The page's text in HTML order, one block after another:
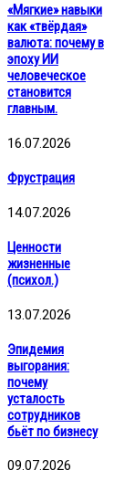
«Мягкие» навыки
как «твёрдая»
валюта: почему в
эпоху ИИ
человеческое
становится
главным.
16.07.2026
Фрустрация
14.07.2026
Ценности
жизненные
(психол.)
13.07.2026
Эпидемия
выгорания:
почему
усталость
сотрудников
бьёт по бизнесу
09.07.2026